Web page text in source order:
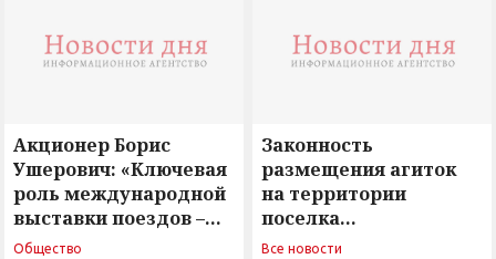
Акционер Борис
Ушерович: «Ключевая
роль международной
выставки поездов –
поиск ответов на
Общество
Законность
размещения агиток
на территории
поселка
Новосергиевка
Все новости